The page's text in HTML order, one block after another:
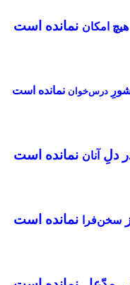
هیچ امکان نمانده است
درس‌خوان نمانده است
دلِ آنان نمانده است
سخن‌فرا نمانده است